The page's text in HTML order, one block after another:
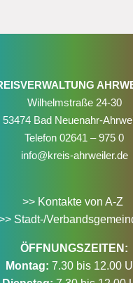
Wilhelmstraße 24-30
53474 Bad Neuenahr-
Telefon 02641 – 975 0
info@kreis-ahrweiler.de
>> Kontakte von A-Z
Stadt-/
ÖFFNUNGSZEITEN:
Montag: 7.30 bis 12.00